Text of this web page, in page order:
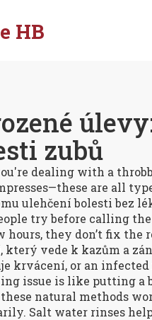
zubů
dealing with a
are all
ulehčení bolesti bez
try before calling
hours, they don’t fix the
který vede k kazům a
krvácení, or an
issue is like putting a
natural methods
Salt water rinses